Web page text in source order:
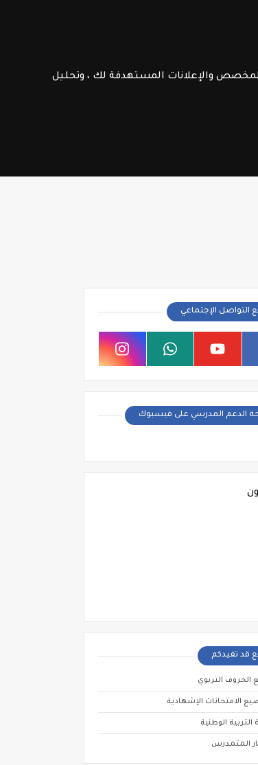
والإعلانات المستهدفة لك ، وتحليل
التواصل الإجتماعي
الدعم المدرسي على فيسبوك
قد تفيدكم
الحروف التربوي
الامتحانات الإشهادية
التربية الوطنية
المتمدرس